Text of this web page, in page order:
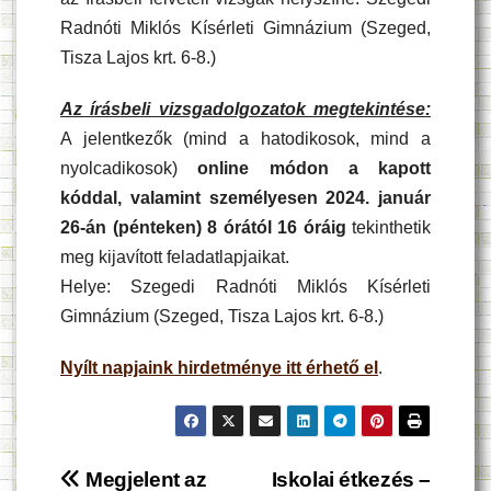
Radnóti Miklós Kísérleti Gimnázium (Szeged,
Tisza Lajos krt. 6-8.)
Az írásbeli vizsgadolgozatok megtekintése:
A jelentkezők (mind a hatodikosok, mind a
nyolcadikosok) online módon a kapott
kóddal, valamint személyesen 2024. január
26-án (pénteken) 8 órától 16 óráig tekinthetik
meg kijavított feladatlapjaikat.
Helye: Szegedi Radnóti Miklós Kísérleti
Gimnázium (Szeged, Tisza Lajos krt. 6-8.)
Nyílt napjaink hirdetménye itt érhető el .
Iskolai étkezés –
Megjelent az